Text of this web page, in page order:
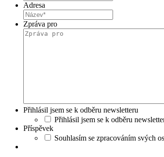
Adresa
Zpráva pro
Přihlásil jsem se k odběru newsletteru
Přihlásil jsem se k odběru
Příspěvek
Souhlasím se zpracováním svých